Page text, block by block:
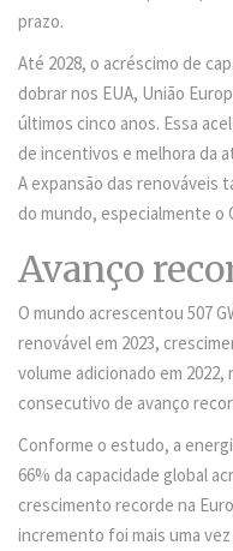
prazo.
Até 2028, o acréscimo de
dobrar nos EUA, União
últimos cinco anos. Essa
de incentivos e melhora da
A expansão das renováveis
do mundo, especialmente o
Avanço
O mundo acrescentou 507
renovável em 2023,
volume adicionado em 2022,
consecutivo de avanço
Conforme o estudo, a
66% da capacidade global
crescimento recorde na
incremento foi mais uma